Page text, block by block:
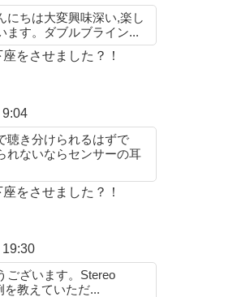
にちは大変興味深い,楽し
ます。ダブルブライン...
をさせました？！
9:04
聴き分けられるはずで
れないならセンサーの耳
をさせました？！
19:30
ございます。Stereo
を教えていただ...